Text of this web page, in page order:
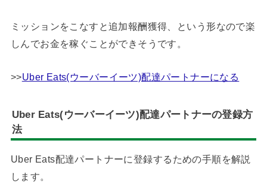
ミッションをこなすと追加報酬獲得、という形なので楽
しんでお金を稼ぐことができそうです。
>>Uber Eats(ウーバーイーツ)配達パートナーになる
Uber Eats(ウーバーイーツ)配達パートナーの登録方
法
Uber Eats配達パートナーに登録するための手順を解説
します。